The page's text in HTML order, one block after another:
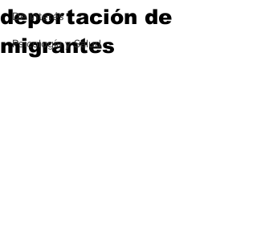
De interés
Psicología y Salud
deportación de
migrantes